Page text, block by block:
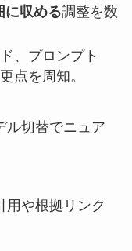
に収める調整を数
、プロンプト
点を周知。
ル切替でニュア
用や根拠リンク